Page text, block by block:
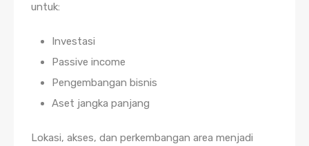
untuk:
Investasi
Passive income
Pengembangan bisnis
Aset jangka panjang
Lokasi, akses, dan perkembangan area menjadi